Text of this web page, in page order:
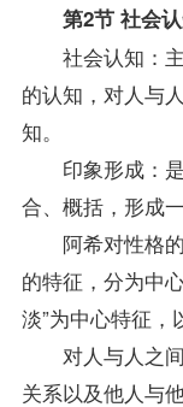
第2节 社会
社会认知：主
的认知，对人与
知。
印象形成：是
合、概括，形成
阿希对性格的
的特征，分为中
淡”为中心特征，
对人与人之间
关系以及他人与